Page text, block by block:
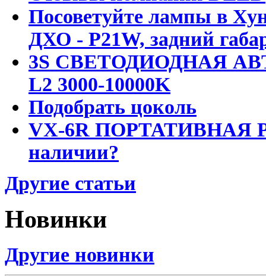
Посоветуйте лампы в
ДХО - P21W, задний
3S СВЕТОДИОДНАЯ
L2 3000-10000K
Подобрать цоколь
VX-6R ПОРТАТИВНАЯ
наличии?
Другие статьи
Новинки
Другие новинки